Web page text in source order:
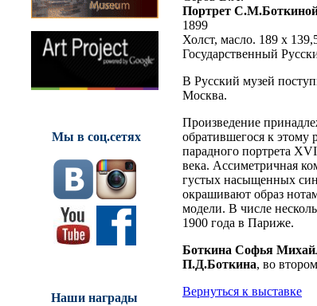
Мы в соц.сетях
Наши награды
Портрет
1899
Холст, масло. 189 x
Государственный
В Русский музей
Москва.
Произведение
обратившегося к этому
парадного портрета
века. Ассиметричная
густых насыщенных
окрашивают образ
модели. В числе
1900 года в Париже.
Боткина Софья
П.Д.Боткина, во
Вернуться к выставке